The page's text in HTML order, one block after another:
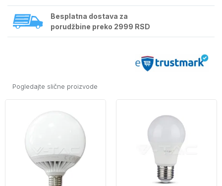
Besplatna dostava za
porudžbine preko 2999 RSD
Pogledajte slične proizvode